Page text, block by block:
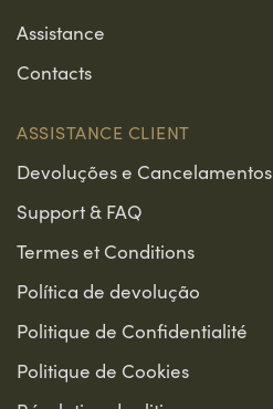
Assistance
Contacts
ASSISTANCE CLIENT
Devoluções e Cancelamentos
Support & FAQ
Termes et Conditions
Política de devolução
Politique de Confidentialité
Politique de Cookies